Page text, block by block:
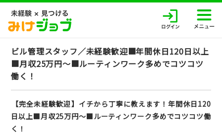
ビル管理スタッフ／未経験歓迎■年間休日120日以上
■月収25万円～■ルーティンワーク多めでコツコツ
働く！
【完全未経験歓迎】イチから丁寧に教えます！年間休日120
日以上■月収25万円～■ルーティンワーク多めでコツコツ働
く！